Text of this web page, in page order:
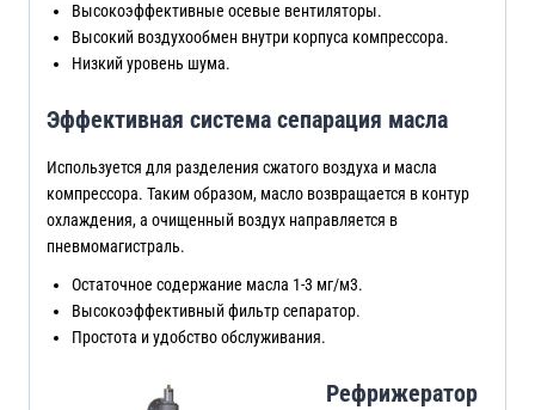
Высокоэффективные осевые вентиляторы.
Высокий воздухообмен внутри корпуса компрессора.
Низкий уровень шума.
Эффективная система сепарация масла
Используется для разделения сжатого воздуха и масла
компрессора. Таким образом, масло возвращается в контур
охлаждения, а очищенный воздух направляется в
пневмомагистраль.
Остаточное содержание масла 1-3 мг/м3.
Высокоэффективный фильтр сепаратор.
Простота и удобство обслуживания.
Рефрижератор